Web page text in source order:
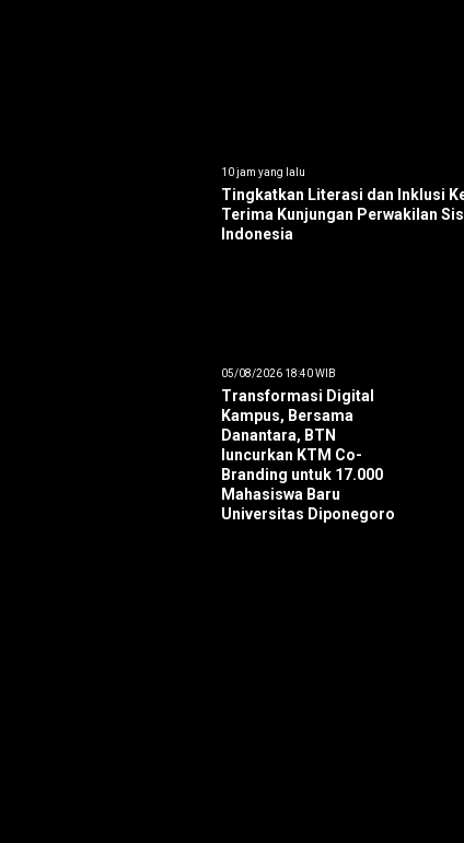
10 jam yang lalu
Tingkatkan Literasi dan Inklusi
Terima Kunjungan Perwakilan
Indonesia
05/08/2026 18:40 WIB
Transformasi Digital
Kampus, Bersama
Danantara, BTN
luncurkan KTM Co-
Branding untuk 17.000
Mahasiswa Baru
Universitas Diponegoro